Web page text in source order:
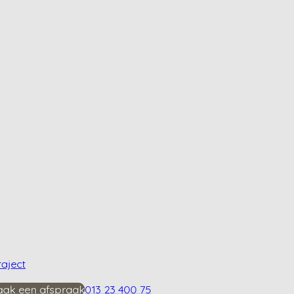
een afspraak013 23 400 75